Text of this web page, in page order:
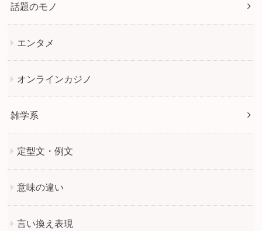
話題のモノ
エンタメ
オンラインカジノ
雑学系
定型文・例文
意味の違い
言い換え表現